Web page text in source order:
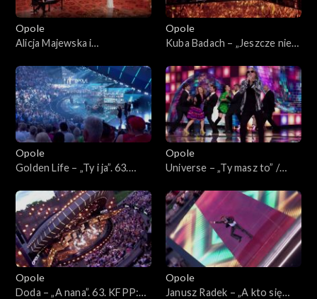
Opole
Alicja Majewska i
„Pamiętam Ciebie z tamtych
lat”. 63. KFPP: Koncert
„Autobiografia. Jubileusz
Bogdana Olewicza”
Opole
Kuba Badach – „Jeszcze nie
„Autobiografia. Jubileusz
Bogdana Olewicza”
Opole
Golden Life – „Ty i ja”. 63.
„Autobiografia. Jubileusz
Bogdana Olewicza”
Opole
Universe – „Ty masz to” /
Koncert „Autobiografia.
Jubileusz Bogdana Olewicza”
Opole
Doda – „A nana”. 63. KFPP:
Opole
Janusz Radek – „A kto się